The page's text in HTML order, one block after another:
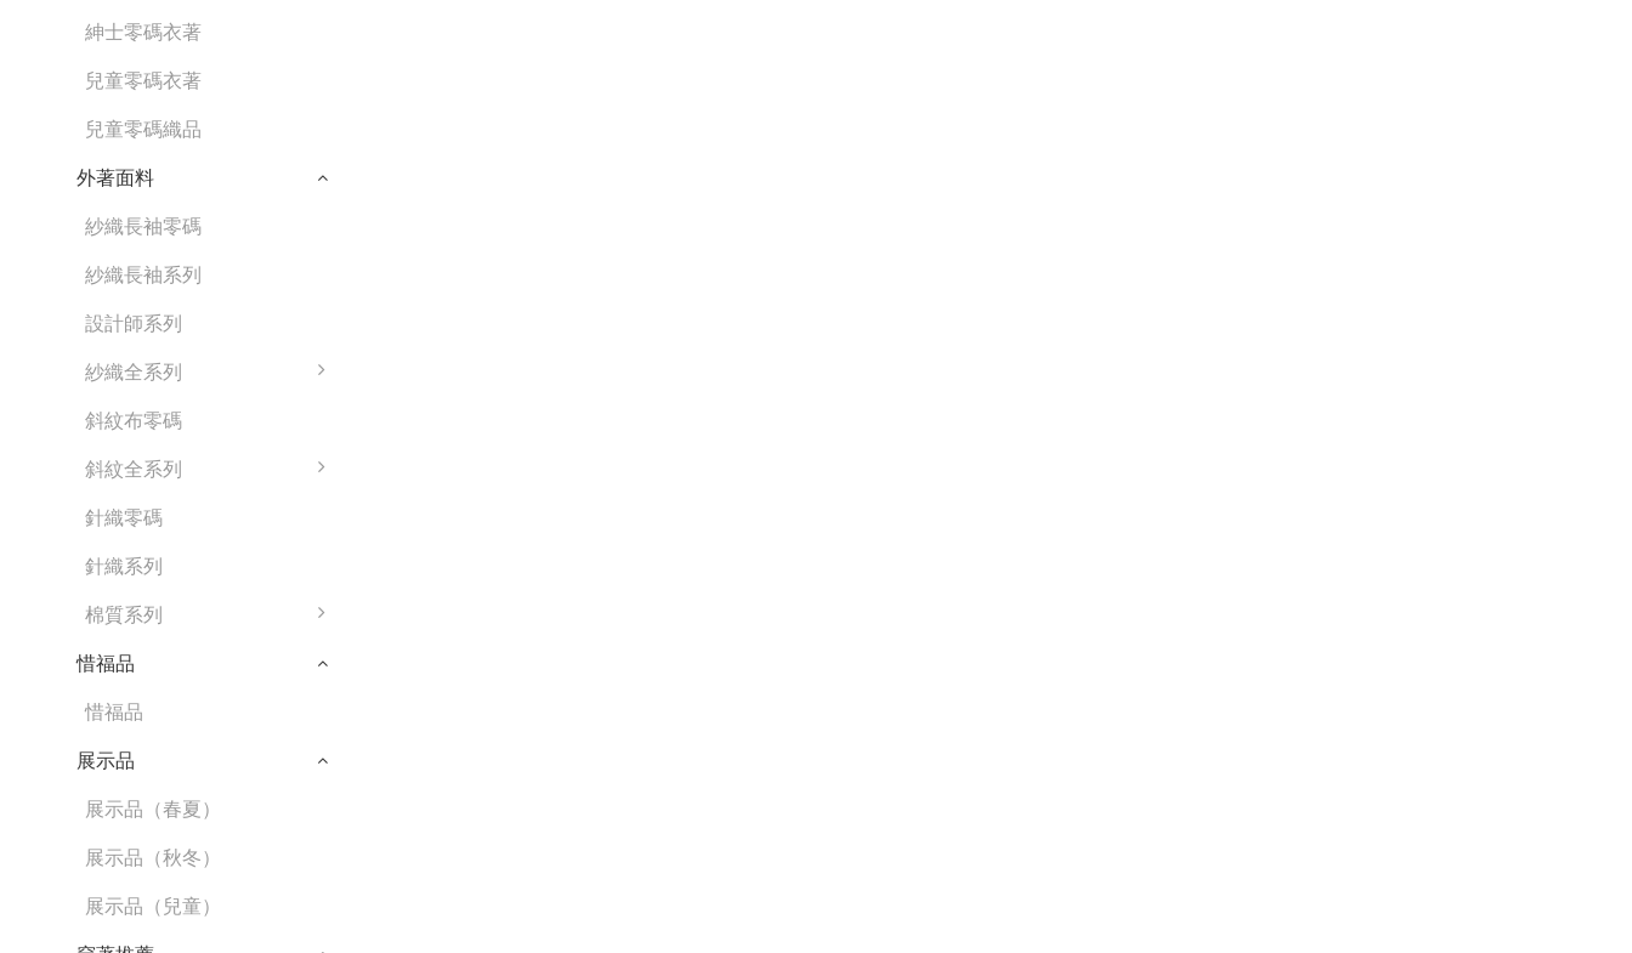
紳士零碼衣著
兒童零碼衣著
兒童零碼織品
外著面料
紗織長袖零碼
紗織長袖系列
設計師系列
紗織全系列
斜紋布零碼
斜紋全系列
針織零碼
針織系列
棉質系列
惜福品
惜福品
展示品
展示品（春夏）
展示品（秋冬）
展示品（兒童）